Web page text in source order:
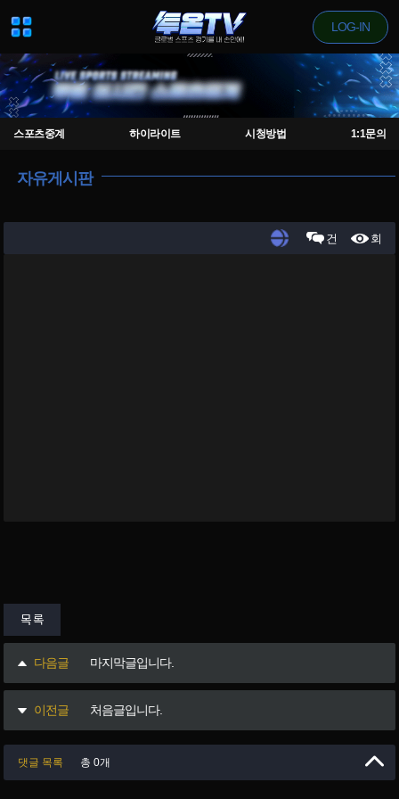
LOG-IN
스포츠중계 하이라이트 시청방법 1:1문의
자유게시판
건 회
목록
다음글 마지막글입니다.
이전글 처음글입니다.
댓글 목록 총 0개